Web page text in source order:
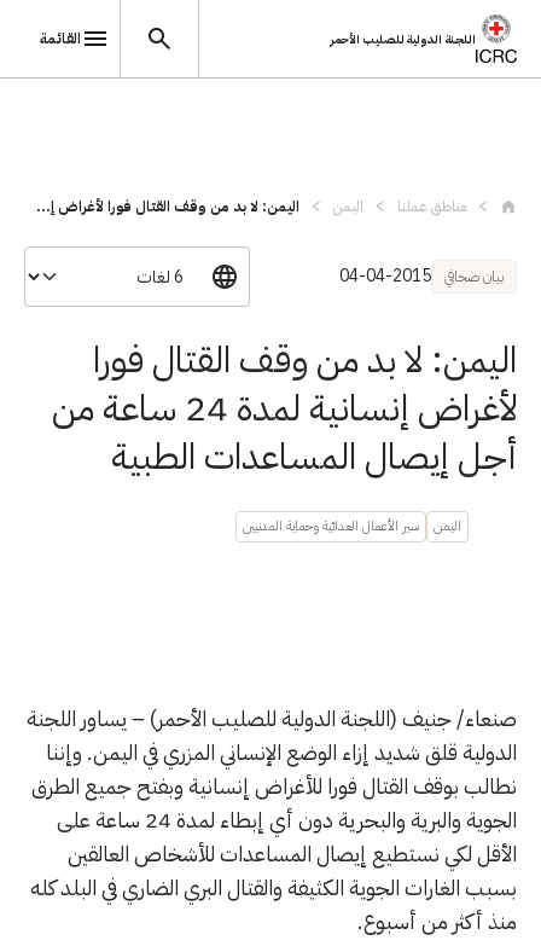
اللجنة الدولية للصليب الأحمر القائمة
مناطق عملنا اليمن اليمن: لا بد من وقف القتال فورا لأغراض إ...
بيان صحافي 04-04-2015
اليمن: لا بد من وقف القتال فورا
لأغراض إنسانية لمدة 24 ساعة من
أجل إيصال المساعدات الطبية
اليمن سير الأعمال العدائية وحماية المدنيين
صنعاء/ جنيف (اللجنة الدولية للصليب الأحمر) – يساور اللجنة
الدولية قلق شديد إزاء الوضع الإنساني المزري في اليمن. وإننا
نطالب بوقف القتال فورا للأغراض إنسانية وبفتح جميع الطرق
الجوية والبرية والبحرية دون أي إبطاء لمدة 24 ساعة على
الأقل لكي نستطيع إيصال المساعدات للأشخاص العالقين
بسبب الغارات الجوية الكثيفة والقتال البري الضاري في البلد كله
منذ أكثر من أسبوع.